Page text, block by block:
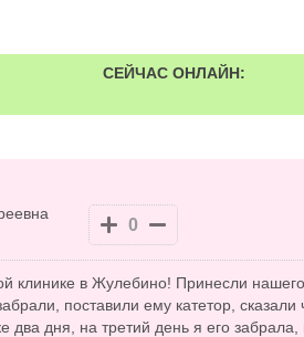
СЕЙЧАС ОНЛАЙН:
0
клинике в Жулебино! Принесли
поставили ему катетор, сказали
два дня, на третий день я его